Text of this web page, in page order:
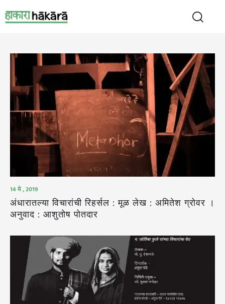
14 मे , 2019
अंधारातल्या विचारांची रिहर्सल : मूळ लेख : अमितेश ग्रोवर ।
अनुवाद : आशुतोष पोतदार